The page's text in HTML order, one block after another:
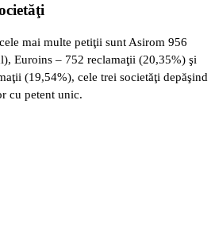
mai multe petiţii sunt Asirom 956
Euroins – 752 reclamaţii (20,35%) şi
(19,54%), cele trei societăţi depăşind
cu petent unic.